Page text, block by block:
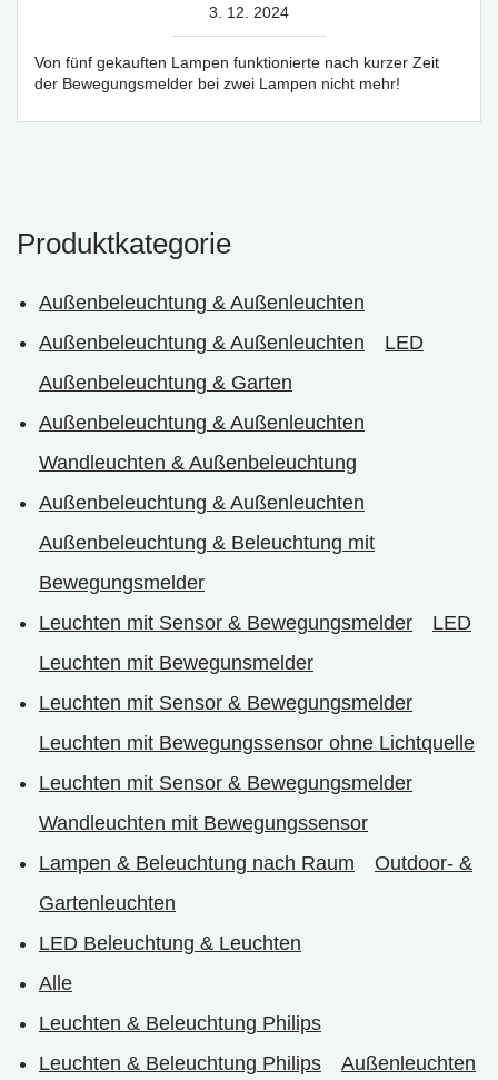
3. 12. 2024
Von fünf gekauften Lampen funktionierte nach kurzer Zeit
der Bewegungsmelder bei zwei Lampen nicht mehr!
Produktkategorie
Außenbeleuchtung & Außenleuchten
Außenbeleuchtung & Außenleuchten
LED
Außenbeleuchtung & Garten
Außenbeleuchtung & Außenleuchten
Wandleuchten & Außenbeleuchtung
Außenbeleuchtung & Außenleuchten
Außenbeleuchtung & Beleuchtung mit
Bewegungsmelder
Leuchten mit Sensor & Bewegungsmelder
LED
Leuchten mit Bewegunsmelder
Leuchten mit Sensor & Bewegungsmelder
Leuchten mit Bewegungssensor ohne Lichtquelle
Leuchten mit Sensor & Bewegungsmelder
Wandleuchten mit Bewegungssensor
Lampen & Beleuchtung nach Raum
Outdoor- &
Gartenleuchten
LED Beleuchtung & Leuchten
Alle
Leuchten & Beleuchtung Philips
Leuchten & Beleuchtung Philips
Außenleuchten